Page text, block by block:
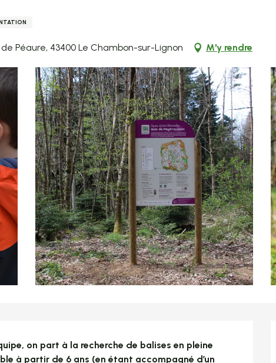
Péaure, 43400 Le Chambon-sur-Lignon M'y rendre
on part à la recherche de balises en pleine
à partir de 6 ans (en étant accompagné d’un